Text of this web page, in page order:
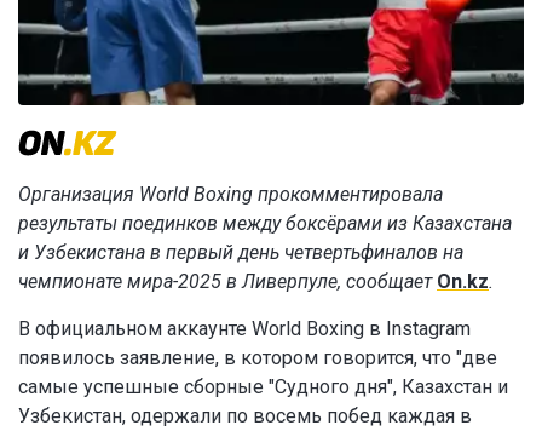
Организация World Boxing прокомментировала
результаты поединков между боксёрами из Казахстана
и Узбекистана в первый день четвертьфиналов на
чемпионате мира-2025 в Ливерпуле, сообщает On.kz.
В официальном аккаунте World Boxing в Instagram
появилось заявление, в котором говорится, что "две
самые успешные сборные "Судного дня", Казахстан и
Узбекистан, одержали по восемь побед каждая в